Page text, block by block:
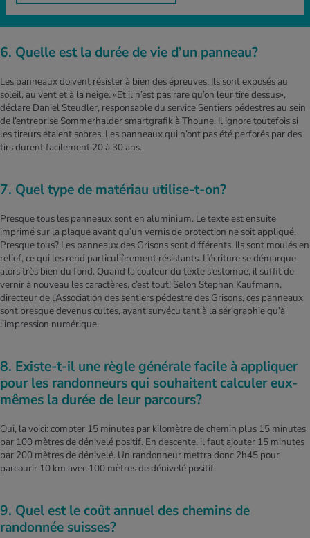
6. Quelle est la durée de vie d’un panneau?
Les panneaux doivent résister à bien des épreuves. Ils sont exposés au
soleil, au vent et à la neige. «Et il n’est pas rare qu’on leur tire dessus»,
déclare Daniel Steudler, responsable du service Sentiers pédestres au sein
de l’entreprise Sommerhalder smartgrafik à Thoune. Il ignore toutefois si
les tireurs étaient sobres. Les panneaux qui n’ont pas été perforés par des
tirs durent facilement 20 à 30 ans.
7. Quel type de matériau utilise-t-on?
Presque tous les panneaux sont en aluminium. Le texte est ensuite
imprimé sur la plaque avant qu’un vernis de protection ne soit appliqué.
Presque tous? Les panneaux des Grisons sont différents. Ils sont moulés en
relief, ce qui les rend particulièrement résistants. L’écriture se démarque
alors très bien du fond. Quand la couleur du texte s’estompe, il suffit de
vernir à nouveau les caractères, c’est tout! Selon Stephan Kaufmann,
directeur de l’Association des sentiers pédestre des Grisons, ces panneaux
sont presque devenus cultes, ayant survécu tant à la sérigraphie qu’à
l’impression numérique.
8. Existe-t-il une règle générale facile à appliquer
pour les randonneurs qui souhaitent calculer eux-
mêmes la durée de leur parcours?
Oui, la voici: compter 15 minutes par kilomètre de chemin plus 15 minutes
par 100 mètres de dénivelé positif. En descente, il faut ajouter 15 minutes
par 200 mètres de dénivelé. Un randonneur mettra donc 2h45 pour
parcourir 10 km avec 100 mètres de dénivelé positif.
9. Quel est le coût annuel des chemins de
randonnée suisses?